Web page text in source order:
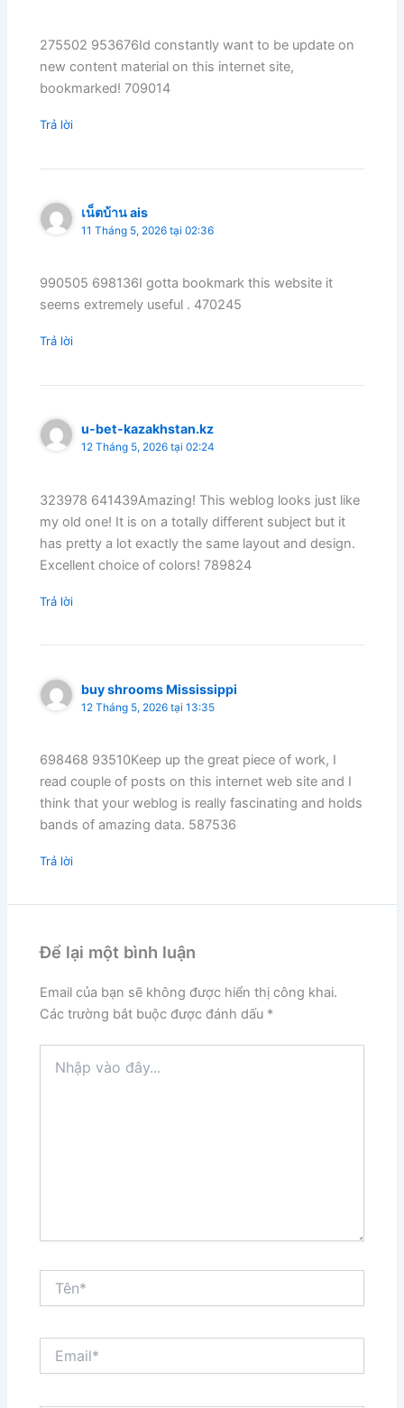
275502 953676Id constantly want to be update on
new content material on this internet site,
bookmarked! 709014
Trả lời
เน็ตบ้าน ais
11 Tháng 5, 2026 tại 02:36
990505 698136I gotta bookmark this website it
seems extremely useful . 470245
Trả lời
u-bet-kazakhstan.kz
12 Tháng 5, 2026 tại 02:24
323978 641439Amazing! This weblog looks just like
my old one! It is on a totally different subject but it
has pretty a lot exactly the same layout and design.
Excellent choice of colors! 789824
Trả lời
buy shrooms Mississippi
12 Tháng 5, 2026 tại 13:35
698468 93510Keep up the great piece of work, I
read couple of posts on this internet web site and I
think that your weblog is really fascinating and holds
bands of amazing data. 587536
Trả lời
Để lại một bình luận
Email của bạn sẽ không được hiển thị công khai.
Các trường bắt buộc được đánh dấu *
vào